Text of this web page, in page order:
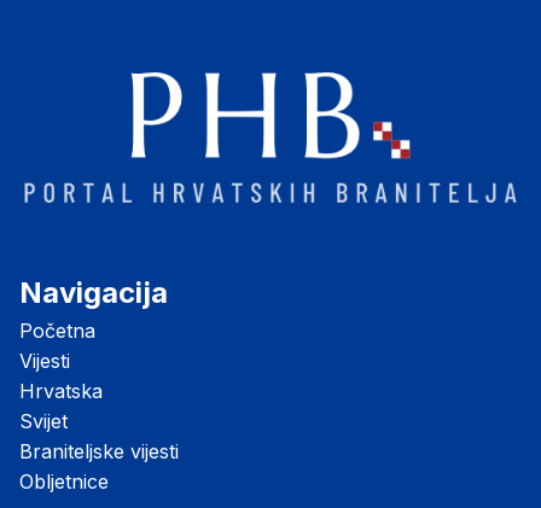
Navigacija
Početna
Vijesti
Hrvatska
Svijet
Braniteljske vijesti
Obljetnice